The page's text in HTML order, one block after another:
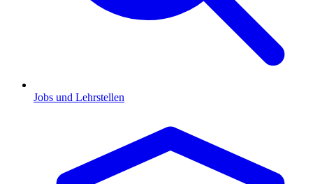
Jobs und Lehrstellen